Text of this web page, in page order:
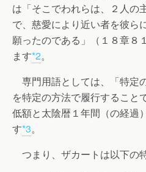
は「そこでわれらは、２人の
で、慈愛により近い者を彼ら
願ったのである」（１８章８
ます*2。
専門用語としては、「特定
を特定の方法で履行すること
低額と太陰暦１年間（の経過
す*3。
つまり、ザカートは以下の